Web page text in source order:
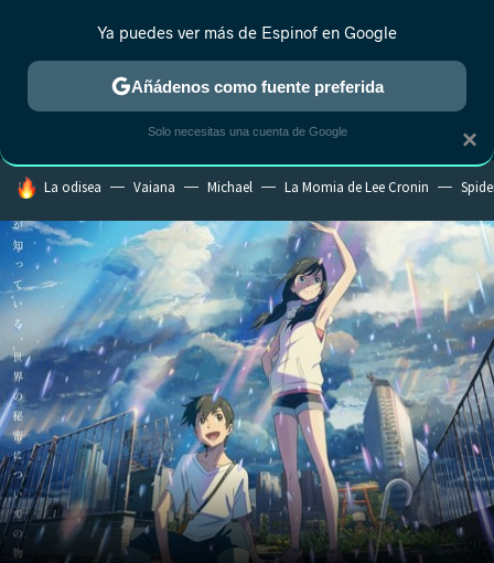
MENÚ NUEVO
ESTRENOS REALITY ANIME RANKINGS CINE
HOY SE HABLA DE
La odisea Vaiana Michael La Momia de Lee Cronin
×
Ya puedes ver más de Espinof en Google
Añádenos como fuente preferida
Solo necesitas una cuenta de Google